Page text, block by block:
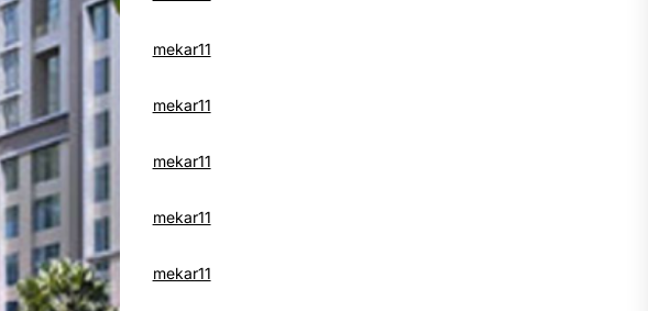
mekar11
mekar11
mekar11
mekar11
mekar11